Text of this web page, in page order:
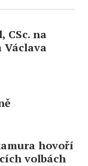
CSc. na
hovoří
volbách